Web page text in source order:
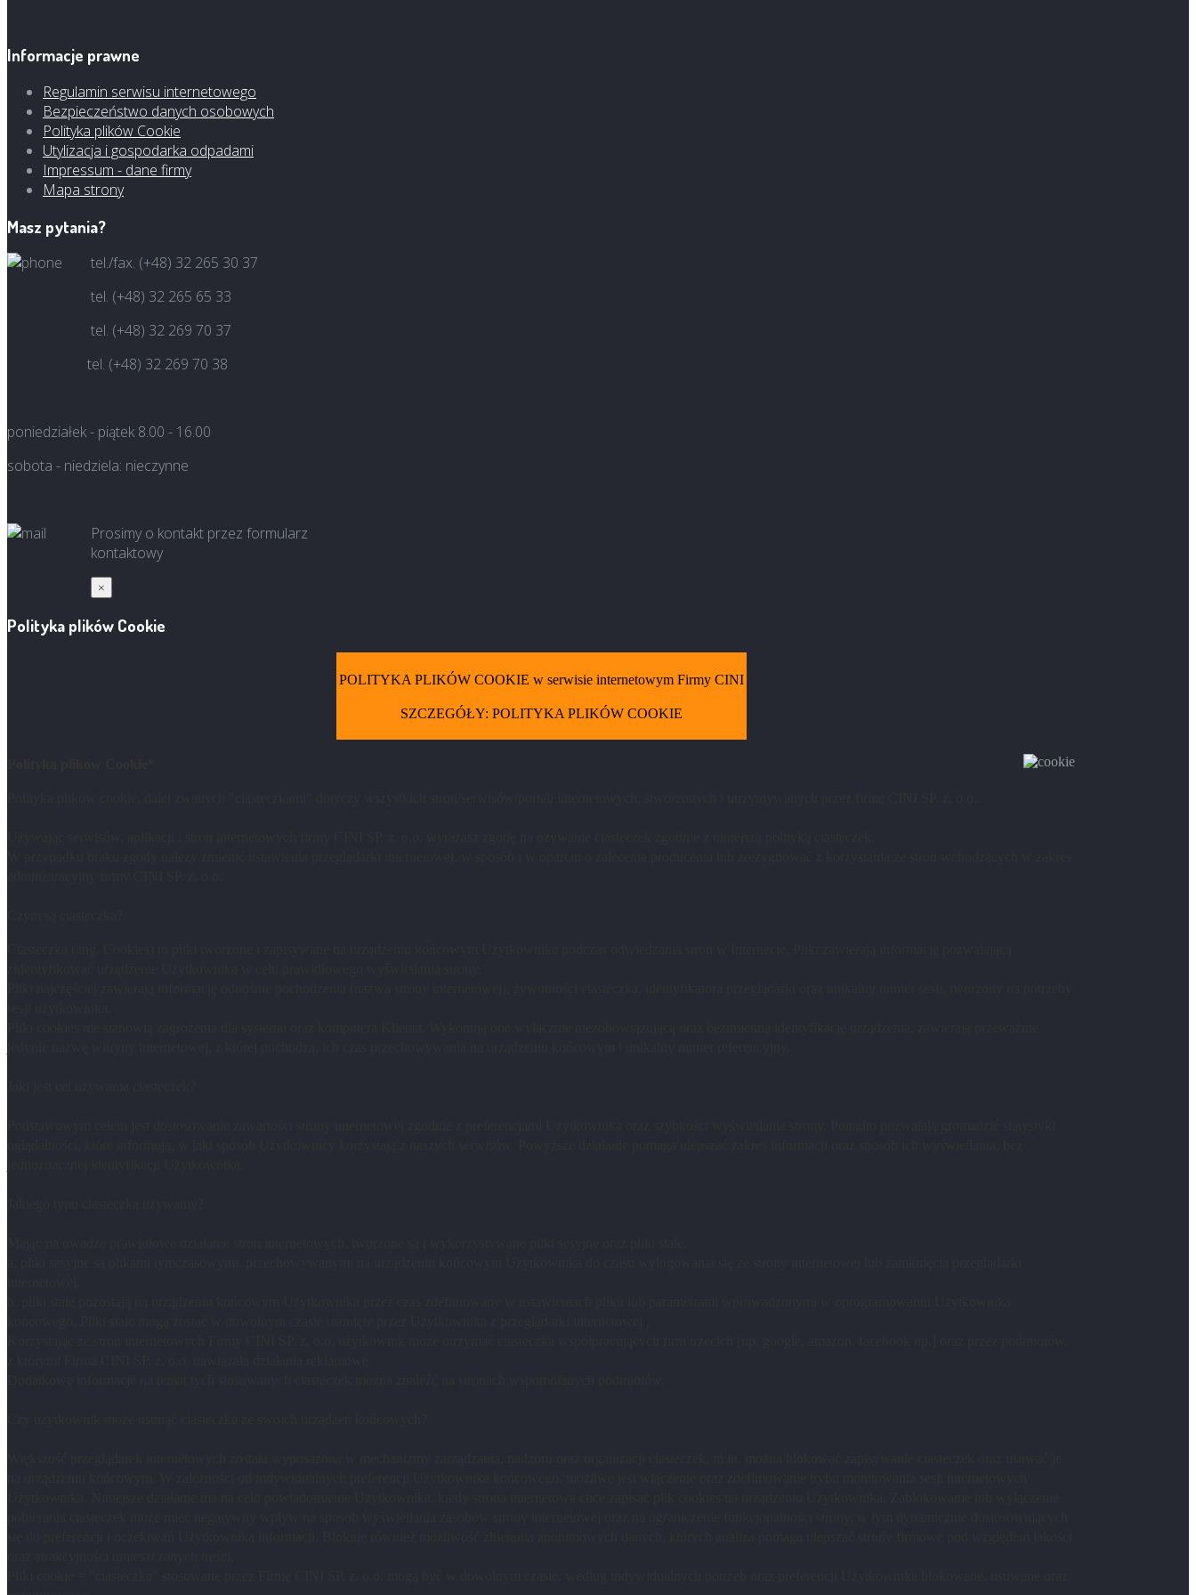
Informacje prawne
Regulamin serwisu internetowego
Bezpieczeństwo danych osobowych
Polityka plików Cookie
Utylizacja i gospodarka odpadami
Impressum - dane firmy
Mapa strony
Masz pytania?
tel./fax. (+48) 32 265 30 37
tel. (+48) 32 265 65 33
tel. (+48) 32 269 70 37
tel. (+48) 32 269 70 38
poniedziałek - piątek 8.00 - 16.00
sobota - niedziela: nieczynne
Prosimy o kontakt przez formularz
kontaktowy
×
Polityka plików Cookie
POLITYKA PLIKÓW COOKIE w serwisie internetowym Firmy CINI
SZCZEGÓŁY: POLITYKA PLIKÓW COOKIE